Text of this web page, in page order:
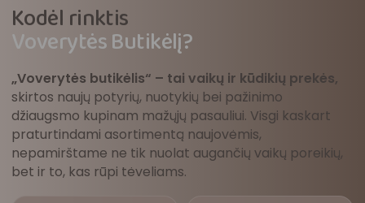
Kodėl rinktis
Voverytės Butikėlį?
„Voverytės butikėlis“ – tai vaikų ir kūdikių prekės,
skirtos naujų potyrių, nuotykių bei pažinimo
džiaugsmo kupinam mažųjų pasauliui. Visgi kaskart
praturtindami asortimentą naujovėmis,
nepamirštame ne tik nuolat augančių vaikų poreikių,
bet ir to, kas rūpi tėveliams.